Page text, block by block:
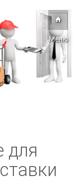
Меню
для